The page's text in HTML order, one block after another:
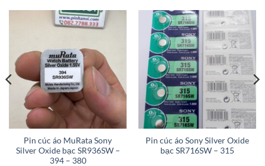
Pin cúc áo MuRata Sony
Silver Oxide bạc SR936SW –
394 – 380
Pin cúc áo Sony Silver Oxide
bạc SR716SW – 315